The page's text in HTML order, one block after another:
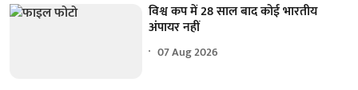
विश्व कप में 28 साल बाद कोई भारतीय
अंपायर नहीं
07 Aug 2026